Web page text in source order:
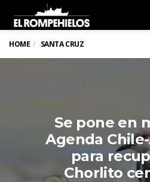
HOME SANTA CRUZ
Se pone en
Agenda
para
Chorlito